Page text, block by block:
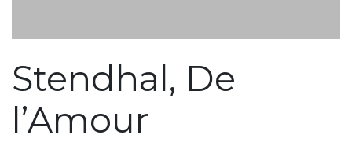
Stendhal, De
l’Amour